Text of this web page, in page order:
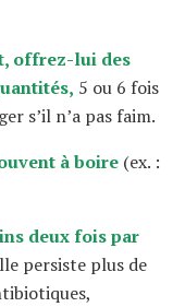
offrez-lui des
5 ou 6 fois
s’il n’a pas faim.
à boire (ex. :
deux fois par
persiste plus de